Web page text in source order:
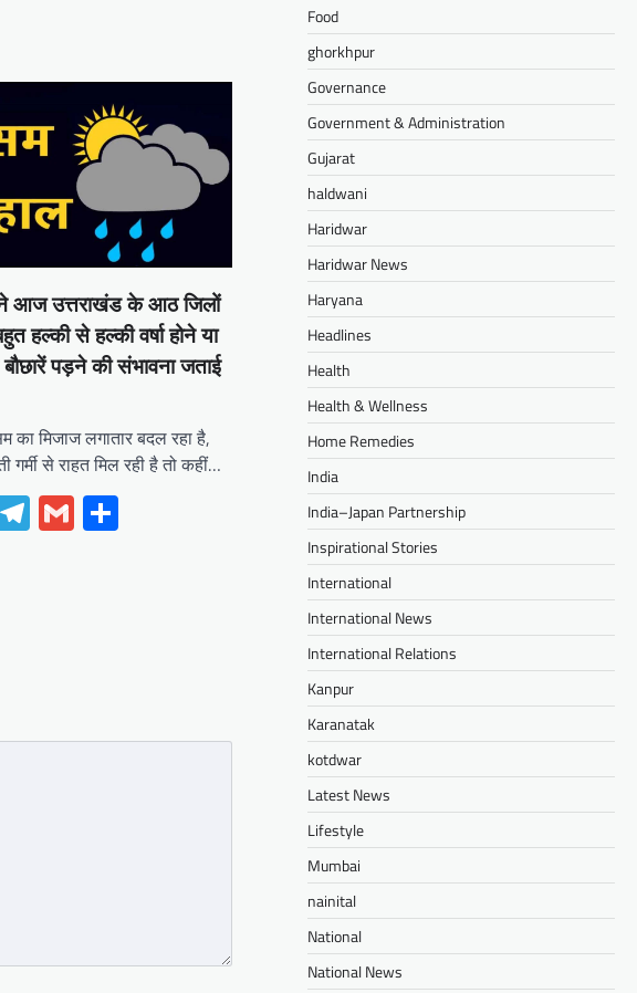
ने आज उत्तराखंड के आठ जिलों
हल्की से हल्की वर्षा होने या
पड़ने की संभावना जताई
का मिजाज लगातार बदल रहा है,
से राहत मिल रही है तो कहीं…
Telegram
GmailShare
Food
ghorkhpur
Governance
Government & Administration
Gujarat
haldwani
Haridwar
Haridwar News
Haryana
Headlines
Health
Health & Wellness
Home Remedies
India
India–Japan Partnership
Inspirational Stories
International
International News
International Relations
Kanpur
Karanatak
kotdwar
Latest News
Lifestyle
Mumbai
nainital
National
National News